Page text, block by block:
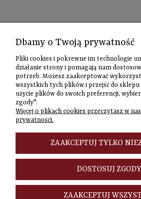
Dbamy o Twoją prywatność
Pliki cookies i pokrewne im technologie
działanie strony i pomagają nam
potrzeb. Możesz zaakceptować
wszystkich tych plików i przejść do sklepu
użycie plików do swoich preferencji,
zgody".
Więcej o plikach cookies przeczytasz w
prywatności.
ZAAKCEPTUJ TYLKO
DOSTOSUJ ZGODY
ZAAKCEPTUJ